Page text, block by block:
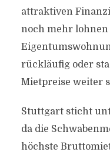
attraktiven
noch mehr
rückläufig oder
Mietpreise weiter
Stuttgart sticht
da die
höchste